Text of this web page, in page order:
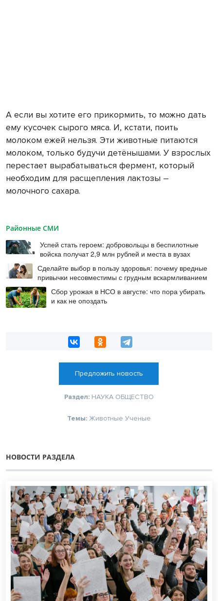
А если вы хотите его прикормить, то можно дать
ему кусочек сырого мяса. И, кстати, поить
молоком ежей нельзя. Эти животные питаются
молоком, только будучи детёнышами. У взрослых
перестает вырабатываться фермент, который
необходим для расщепления лактозы –
молочного сахара.
Районные СМИ
Успей стать героем: добровольцы в беспилотные
войска получат 2,9 млн рублей и места в вузах
Сделайте выбор в пользу здоровья: почему вредные
привычки несовместимы с грудным вскармливанием
Сбор урожая в НСО в августе: что пора убирать
и как не опоздать
Предложить новость
Раздел: НАУКА ОБЩЕСТВО
Темы: Животные Ученые
НОВОСТИ РАЗДЕЛА